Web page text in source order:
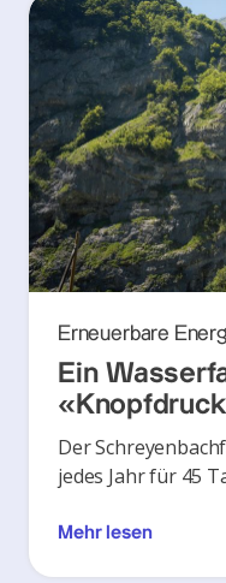
Erneuerbare
Ein
Der
jedes Jahr für 45
Mehr lesen